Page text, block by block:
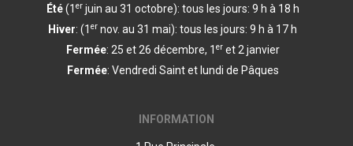
Été(1 er juin au 31 octobre): tous les jours: 9 h à 18 h
Hiver: (1 er nov. au 31 mai): tous les jours: 9 h à 17 h
Fermée: 25 et 26 décembre, 1 eret 2 janvier
Fermée: Vendredi Saint et lundi de Pâques
INFORMATION